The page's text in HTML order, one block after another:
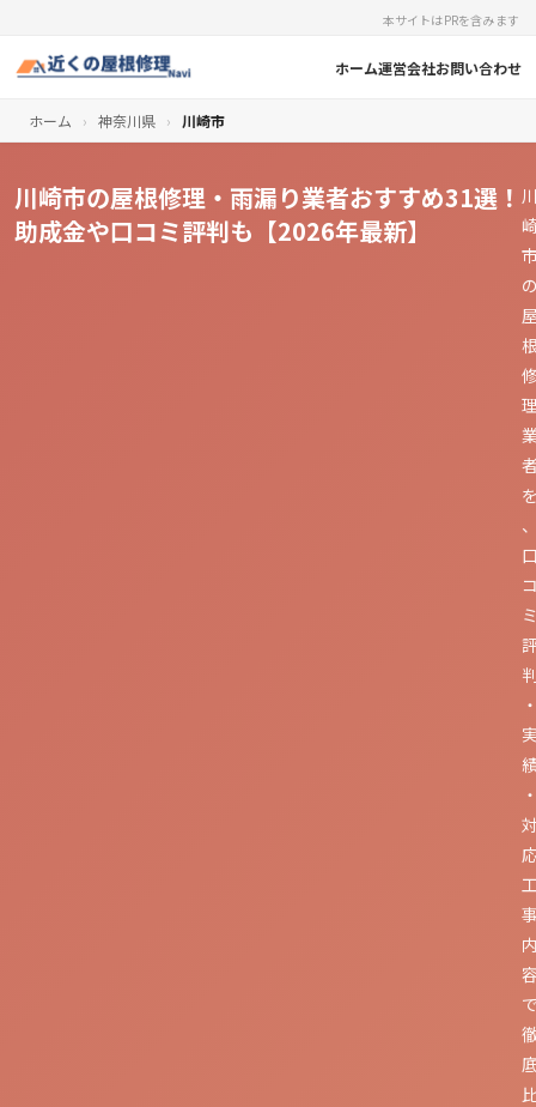
本サイトはPRを含みます
ホーム運営会社お問い合わせ
ホーム › 神奈川県 › 川崎市
川崎市の屋根修理・雨漏り業者おすすめ31選！
助成金や口コミ評判も【2026年最新】